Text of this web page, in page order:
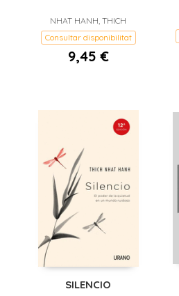
NHAT HANH, THICH
Consultar disponibilitat
9,45 €
SILENCIO